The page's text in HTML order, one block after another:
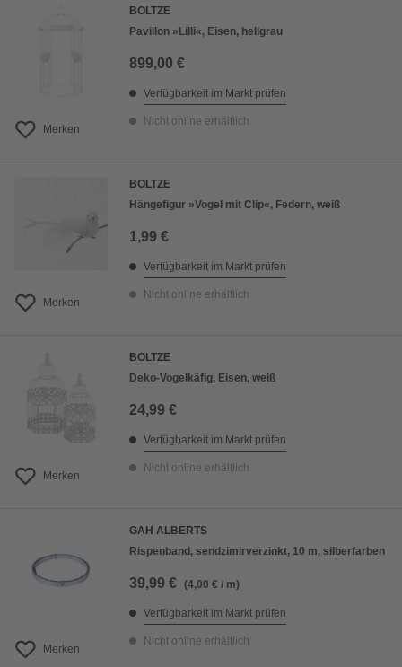
Merken
BOLTZE
Pavillon »Lilli«, Eisen, hellgrau
899,00 €
Verfügbarkeit im Markt prüfen
Nicht online erhältlich
Merken
BOLTZE
Hängefigur »Vogel mit Clip«, Federn, weiß
1,99 €
Verfügbarkeit im Markt prüfen
Nicht online erhältlich
Merken
BOLTZE
Deko-Vogelkäfig, Eisen, weiß
24,99 €
Verfügbarkeit im Markt prüfen
Nicht online erhältlich
Merken
GAH ALBERTS
Rispenband, sendzimirverzinkt, 10 m, silberfarben
39,99 € (4,00 € / m)
Verfügbarkeit im Markt prüfen
Nicht online erhältlich